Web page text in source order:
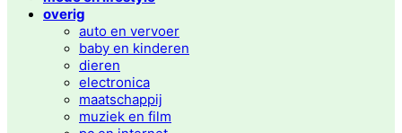
overig
auto en vervoer
baby en kinderen
dieren
electronica
maatschappij
muziek en film